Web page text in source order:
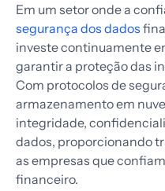
Em um setor onde a
segurança dos dados
investe continuamente
garantir a proteção das
Com protocolos de
armazenamento em
integridade,
dados, proporcionando
as empresas que
financeiro.